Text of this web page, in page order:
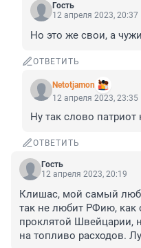
Гость
12 апреля 2023, 20:37
Но это же свои, а
ОТВЕТИТЬ
Netotjamon
12 апреля 2023, 23:35
Ну так слово
ОТВЕТИТЬ
Гость
12 апреля 2023, 20:19
Клишас, мой самый
так не любит РФию, как
проклятой Швейцарии,
на топливо расходов.